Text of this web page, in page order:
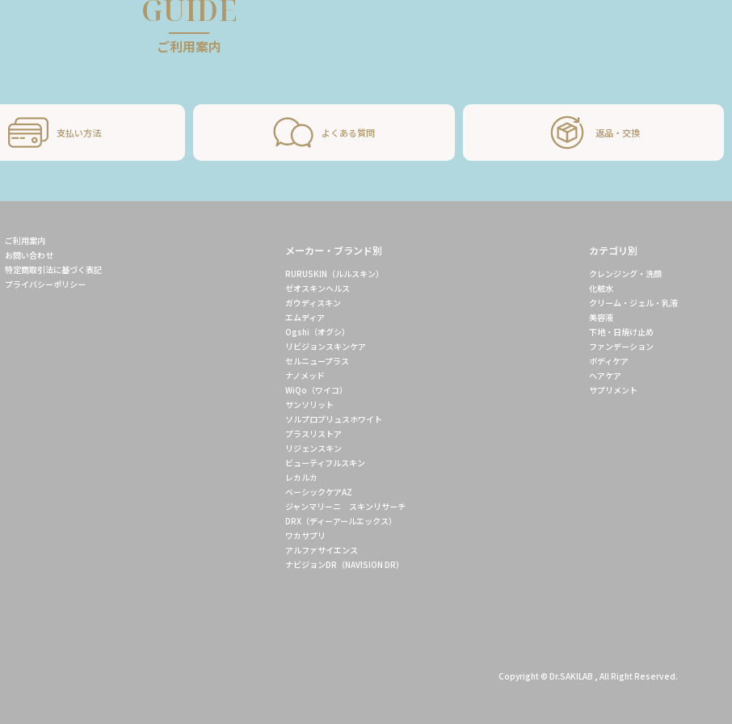
GUIDE
ご利用案内
支払い方法 よくある質問 返品・交換
ご利用案内
お問い合わせ
特定商取引法に基づく表記
プライバシーポリシー
メーカー・ブランド別
RURUSKIN（ルルスキン）
ゼオスキンヘルス
ガウディスキン
エムディア
Ogshi（オグシ）
リビジョンスキンケア
セルニュープラス
ナノメッド
WiQo（ワイコ）
サンソリット
ソルプロプリュスホワイト
プラスリストア
リジェンスキン
ビューティフルスキン
レカルカ
ベーシックケアAZ
ジャンマリーニ スキンリサーチ
DRX（ディーアールエックス）
ワカサプリ
アルファサイエンス
ナビジョンDR（NAVISION DR）
カテゴリ別
クレンジング・洗顔
化粧水
クリーム・ジェル・乳液
美容液
下地・日焼け止め
ファンデーション
ボディケア
ヘアケア
サプリメント
Copyright © Dr.SAKILAB , All Right Reserved.